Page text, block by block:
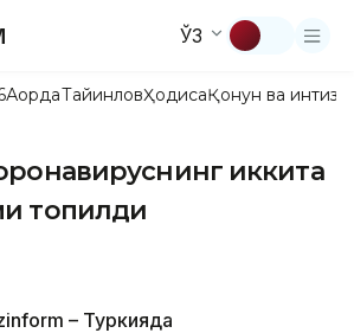
ЎЗ
АқордаТайинловҲодисаҚонун ва
иккита
топилди
– Туркияда